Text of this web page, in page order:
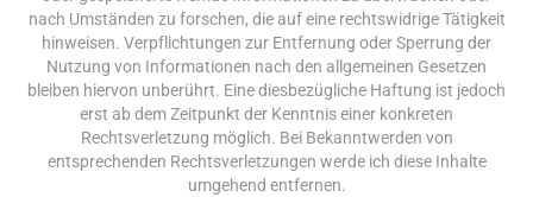
nach Umständen zu forschen, die auf eine rechtswidrige Tätigkeit
hinweisen. Verpflichtungen zur Entfernung oder Sperrung der
Nutzung von Informationen nach den allgemeinen Gesetzen
bleiben hiervon unberührt. Eine diesbezügliche Haftung ist jedoch
erst ab dem Zeitpunkt der Kenntnis einer konkreten
Rechtsverletzung möglich. Bei Bekanntwerden von
entsprechenden Rechtsverletzungen werde ich diese Inhalte
umgehend entfernen.